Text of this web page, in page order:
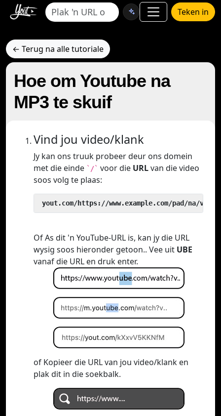
Teken in
← Terug na alle tutoriale
Hoe om Youtube na
MP3 te skuif
Vind jou video/klank
Jy kan ons truuk probeer deur ons domein
met die einde `/` voor die URLvan die video
soos volg te plaas:
yout.com/https://www.example.com/pad/na/video
Of As dit 'n YouTube-URL is, kan jy die URL
wysig soos hieronder getoon.. Vee uit UBE
vanaf die URL en druk enter.
of Kopieer die URL van jou video/klank en
plak dit in die soekbalk.